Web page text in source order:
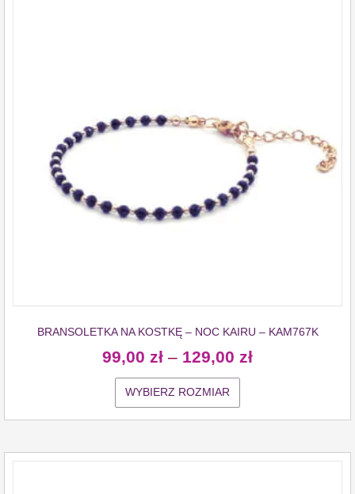
BRANSOLETKA NA KOSTKĘ – NOC KAIRU – KAM767K
99,00 zł – 129,00 zł
WYBIERZ ROZMIAR